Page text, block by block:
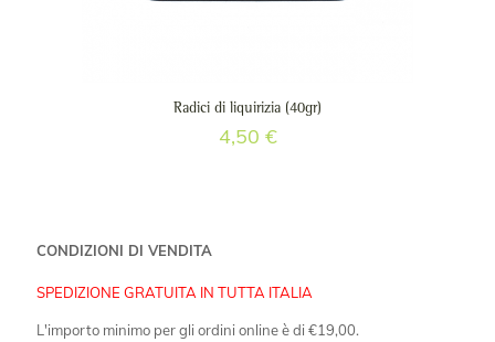
Radici di liquirizia (40gr)
4,50 €
CONDIZIONI DI VENDITA
SPEDIZIONE GRATUITA IN TUTTA ITALIA
L'importo minimo per gli ordini online è di €19,00.